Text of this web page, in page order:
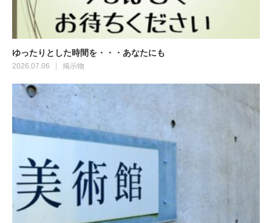
ゆったりとした時間を・・・あなたにも
2026.07.06 掲示物